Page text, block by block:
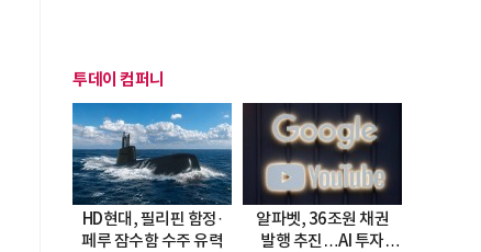
투데이 컴퍼니
HD현대, 필리핀 함정·
페루 잠수함 수주 유력
알파벳, 36조원 채권
발행 추진…AI 투자